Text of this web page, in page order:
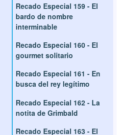
Recado Especial 159 - El
bardo de nombre
interminable
Recado Especial 160 - El
gourmet solitario
Recado Especial 161 - En
busca del rey legítimo
Recado Especial 162 - La
notita de Grimbald
Recado Especial 163 - El